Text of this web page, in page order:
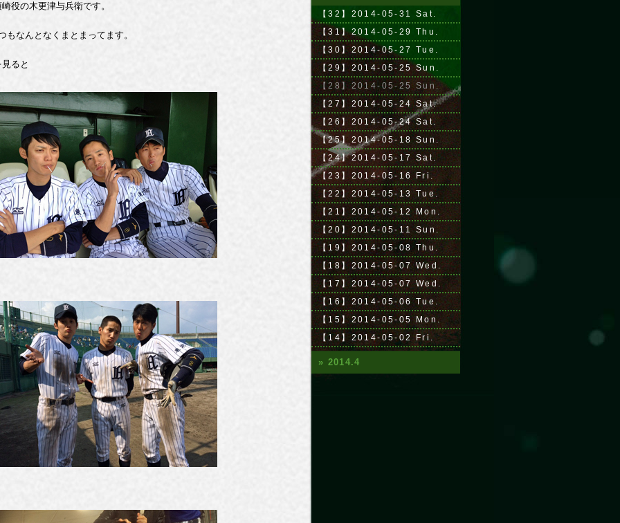
役の木更津与兵衛です。
もなんとなくまとまってます。
ると
【32】2014-05-31 Sat.
【31】2014-05-29 Thu.
【30】2014-05-27 Tue.
【29】2014-05-25 Sun.
【28】2014-05-25 Sun.
【27】2014-05-24 Sat.
【26】2014-05-24 Sat.
【25】2014-05-18 Sun.
【24】2014-05-17 Sat.
【23】2014-05-16 Fri.
【22】2014-05-13 Tue.
【21】2014-05-12 Mon.
【20】2014-05-11 Sun.
【19】2014-05-08 Thu.
【18】2014-05-07 Wed.
【17】2014-05-07 Wed.
【16】2014-05-06 Tue.
【15】2014-05-05 Mon.
【14】2014-05-02 Fri.
» 2014.4